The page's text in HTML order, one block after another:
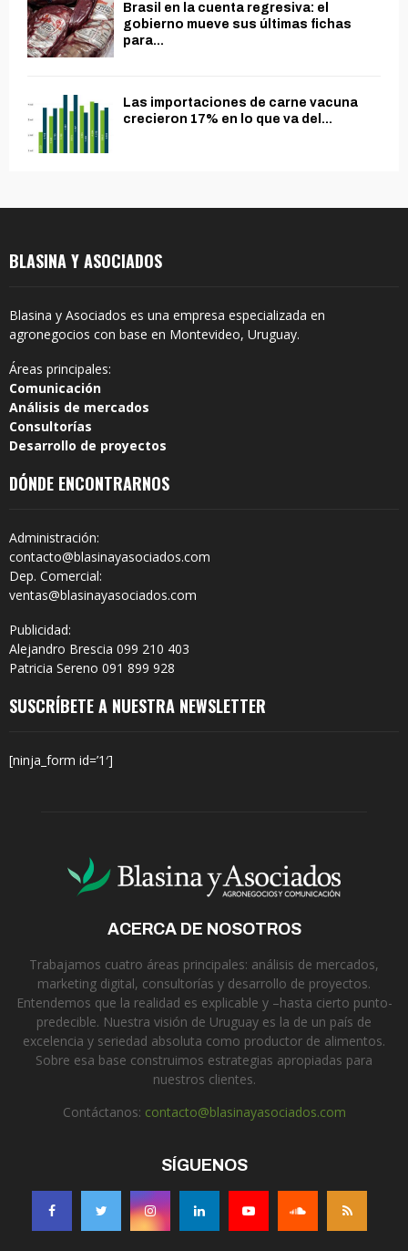
Brasil en la cuenta regresiva: el
gobierno mueve sus últimas fichas
para...
Las importaciones de carne vacuna
crecieron 17% en lo que va del...
BLASINA Y ASOCIADOS
Blasina y Asociados es una empresa especializada en
agronegocios con base en Montevideo, Uruguay.
Áreas principales:
Comunicación
Análisis de mercados
Consultorías
Desarrollo de proyectos
DÓNDE ENCONTRARNOS
Administración:
contacto@blasinayasociados.com
Dep. Comercial:
ventas@blasinayasociados.com
Publicidad:
Alejandro Brescia 099 210 403
Patricia Sereno 091 899 928
SUSCRÍBETE A NUESTRA NEWSLETTER
[ninja_form id=’1′]
ACERCA DE NOSOTROS
Trabajamos cuatro áreas principales: análisis de mercados,
marketing digital, consultorías y desarrollo de proyectos.
Entendemos que la realidad es explicable y –hasta cierto punto-
predecible. Nuestra visión de Uruguay es la de un país de
excelencia y seriedad absoluta como productor de alimentos.
Sobre esa base construimos estrategias apropiadas para
nuestros clientes.
Contáctanos: contacto@blasinayasociados.com
SÍGUENOS